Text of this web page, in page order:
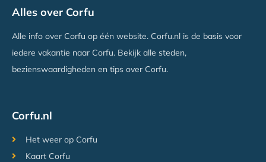
Alles over Corfu
Alle info over Corfu op één website. Corfu.nl is de basis voor
iedere vakantie naar Corfu. Bekijk alle steden,
bezienswaardigheden en tips over Corfu.
Corfu.nl
Het weer op Corfu
Kaart Corfu